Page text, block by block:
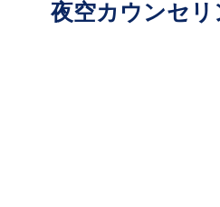
夜空カウンセ